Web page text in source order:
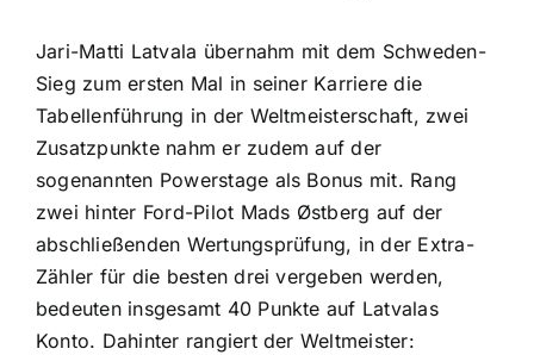
Jari-Matti Latvala übernahm mit dem Schweden-
Sieg zum ersten Mal in seiner Karriere die
Tabellenführung in der Weltmeisterschaft, zwei
Zusatzpunkte nahm er zudem auf der
sogenannten Powerstage als Bonus mit. Rang
zwei hinter Ford-Pilot Mads Østberg auf der
abschließenden Wertungsprüfung, in der Extra-
Zähler für die besten drei vergeben werden,
bedeuten insgesamt 40 Punkte auf Latvalas
Konto. Dahinter rangiert der Weltmeister: